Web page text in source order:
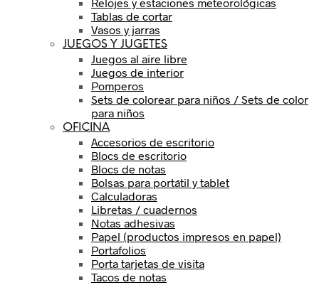
Tablas de cortar
Vasos y jarras
JUEGOS Y JUGETES
Juegos al aire libre
Juegos de interior
Pomperos
Sets de colorear para niños / Sets de color
para niños
OFICINA
Accesorios de escritorio
Blocs de escritorio
Blocs de notas
Bolsas para portátil y tablet
Calculadoras
Libretas / cuadernos
Notas adhesivas
Papel (productos impresos en papel)
Portafolios
Porta tarjetas de visita
Tacos de notas